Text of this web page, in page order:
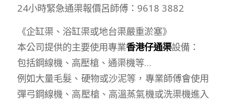
24小時緊急通渠報價呂師傅：9618 3882
《企缸渠、浴缸渠或地台渠嚴重淤塞》
本公司提供的主要使用專業香港仔通渠設備：
包括鋼線機、高壓槍、通渠機等…
例如大量毛髮、硬物或沙泥等，專業師傅會使用
彈弓鋼線機、高壓槍、高溫蒸氣機或洗渠機進入